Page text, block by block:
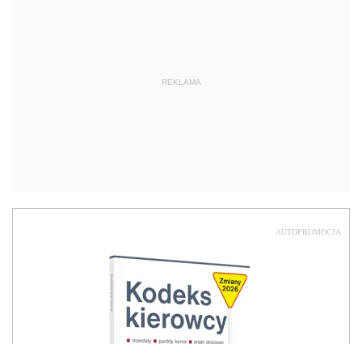
REKLAMA
AUTOPROMOCJA